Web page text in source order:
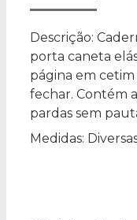
Descrição:
porta caneta
página em
fechar. Contém
pardas sem
Medidas: